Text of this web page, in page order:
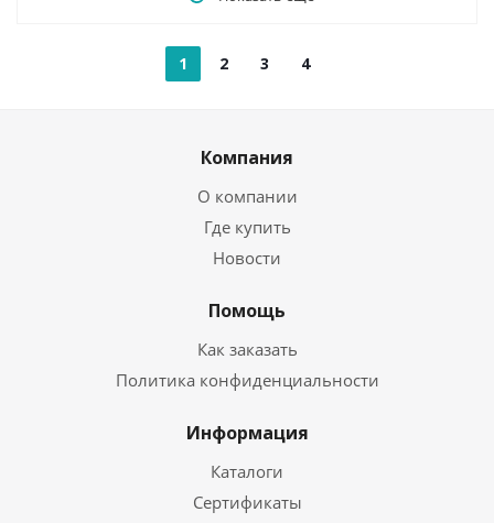
1 2 3 4
Компания
О компании
Где купить
Новости
Помощь
Как заказать
Политика конфиденциальности
Информация
Каталоги
Сертификаты